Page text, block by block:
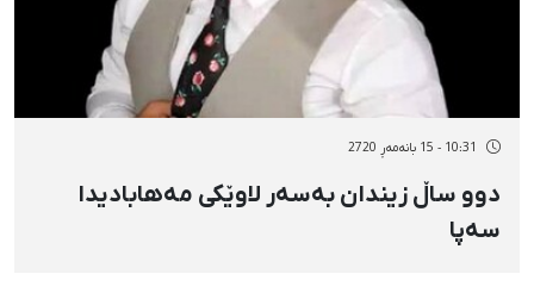
10:31 - 15 بانەمەڕ 2720
دوو ساڵ زیندان بەسەر لاوێکی مەهابادیدا
سەپا